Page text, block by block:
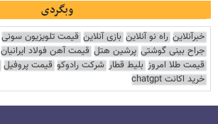
وبگردی
خبرآنلاین راه نو آنلاین بازی آنلاین قیمت تلویزیون سونی
جراح بینی گوشتی پرشین هتل قیمت آهن فولاد ایرانیان
قیمت طلا امروز بلیط قطار شرکت رادوکو قیمت پروفیل
خرید اکانت chatgpt